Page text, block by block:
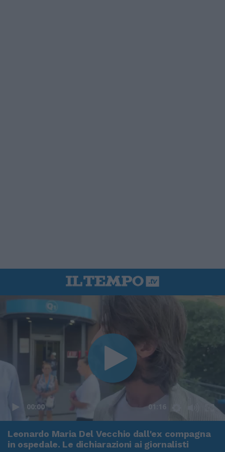
00:00 01:16
Leonardo Maria Del Vecchio dall'ex compagna
in ospedale. Le dichiarazioni ai giornalisti